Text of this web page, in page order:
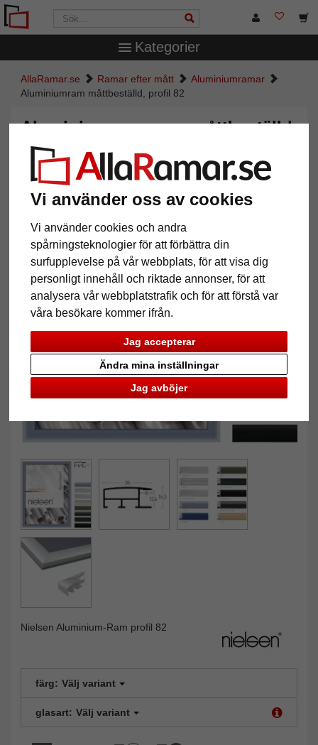
Vi använder oss av cookies
Vi använder cookies och andra
spårningsteknologier för att förbättra din
surfupplevelse på vår webbplats, för att visa dig
personligt innehåll och riktade annonser, för att
analysera vår webbplatstrafik och för att förstå var
våra besökare kommer ifrån.
Jag accepterar
Jag avböjer
Ändra mina inställningar
Kategorier
AllaRamar.se Ramar efter mått
Aluminiumramar
Aluminiumram måttbeställd, profil 82
Aluminiumram måttbeställd,
profil 82
Tillbaka
Nielsen Aluminium-Ram profil 82
färg: Välj variant
glasart: Välj variant